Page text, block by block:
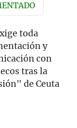
toda
y
con
tras la
de Ceuta